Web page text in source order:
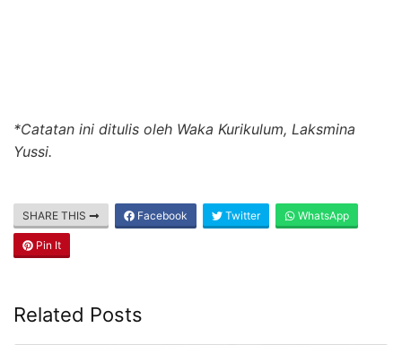
*Catatan ini ditulis oleh Waka Kurikulum, Laksmina
Yussi.
SHARE THIS Facebook Twitter WhatsApp
Pin It
Related Posts